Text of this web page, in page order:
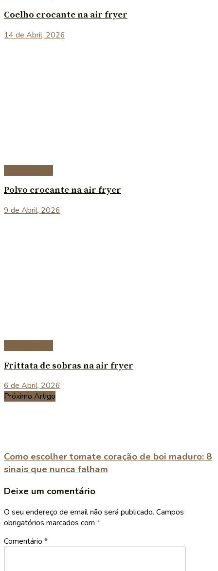
Coelho crocante na air fryer
14 de Abril, 2026
Polvo crocante na air fryer
9 de Abril, 2026
Frittata de sobras na air fryer
6 de Abril, 2026
Próximo Artigo
Como escolher tomate coração de boi maduro: 8
sinais que nunca falham
Deixe um comentário
O seu endereço de email não será publicado. Campos
obrigatórios marcados com *
Comentário *